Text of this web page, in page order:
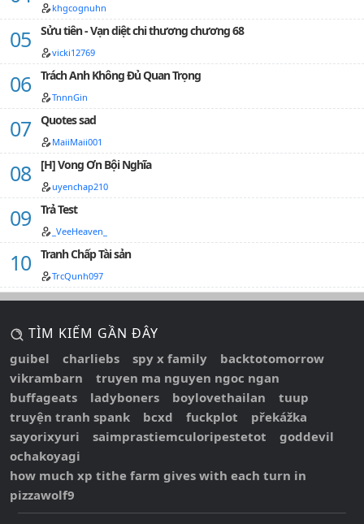
khgcognuhn
Sửu tiên - Vạn diệt chi thương chương 68
vicki12769
Trách Anh Không Đủ Quan Trọng
TnnnGin
Quotes sad
MaiiMaii001
[H] Vong Ơn Bội Nghĩa
uyenchap210
Trả Test
_VeeHeaven_
Tranh Chấp Tài sản
TrcQunh097
TÌM KIẾM GẦN ĐÂY
guibel charliebs spy x family
backtotomorrow
vikrambarn
truyen ma nguyen ngoc ngan
buffageats
ladyboners boylovethailan
tuup
truyện tranh spank
bcxd fuckplot
překážka
sayorixyuri
saimprastiemculoripestetot
goddevil
ochakoyagi
how much xp tithe farm gives with each turn in
pizzawolf9